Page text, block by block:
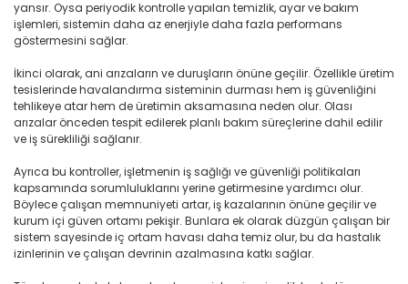
yansır. Oysa periyodik kontrolle yapılan temizlik, ayar ve bakım
işlemleri, sistemin daha az enerjiyle daha fazla performans
göstermesini sağlar.
İkinci olarak, ani arızaların ve duruşların önüne geçilir. Özellikle üretim
tesislerinde havalandırma sisteminin durması hem iş güvenliğini
tehlikeye atar hem de üretimin aksamasına neden olur. Olası
arızalar önceden tespit edilerek planlı bakım süreçlerine dahil edilir
ve iş sürekliliği sağlanır.
Ayrıca bu kontroller, işletmenin iş sağlığı ve güvenliği politikaları
kapsamında sorumluluklarını yerine getirmesine yardımcı olur.
Böylece çalışan memnuniyeti artar, iş kazalarının önüne geçilir ve
kurum içi güven ortamı pekişir. Bunlara ek olarak düzgün çalışan bir
sistem sayesinde iç ortam havası daha temiz olur, bu da hastalık
izinlerinin ve çalışan devrinin azalmasına katkı sağlar.